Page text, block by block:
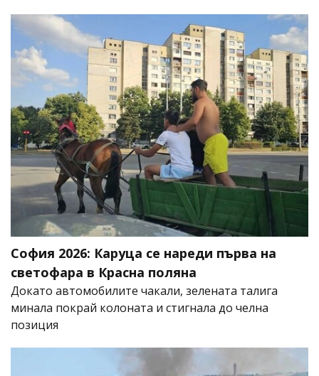
София 2026: Каруца се нареди първа на
светофара в Красна поляна
Докато автомобилите чакали, зелената талига
минала покрай колоната и стигнала до челна
позиция